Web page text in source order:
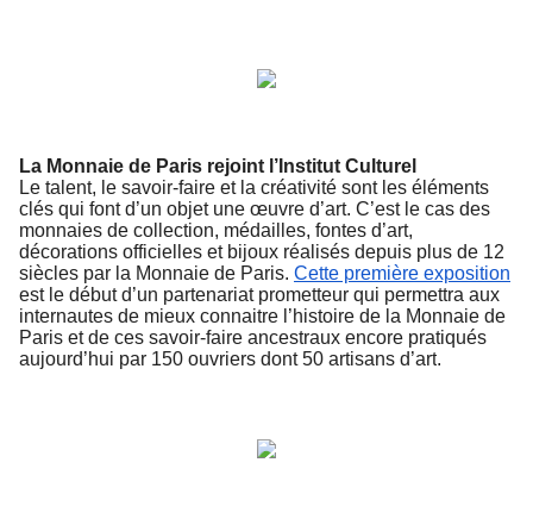
La Monnaie de Paris rejoint l’Institut Culturel
Le talent, le savoir-faire et la créativité sont les éléments
clés qui font d’un objet une œuvre d’art. C’est le cas des
monnaies de collection, médailles, fontes d’art,
décorations officielles et bijoux réalisés depuis plus de 12
siècles par la Monnaie de Paris. Cette première exposition
est le début d’un partenariat prometteur qui permettra aux
internautes de mieux connaitre l’histoire de la Monnaie de
Paris et de ces savoir-faire ancestraux encore pratiqués
aujourd’hui par 150 ouvriers dont 50 artisans d’art.